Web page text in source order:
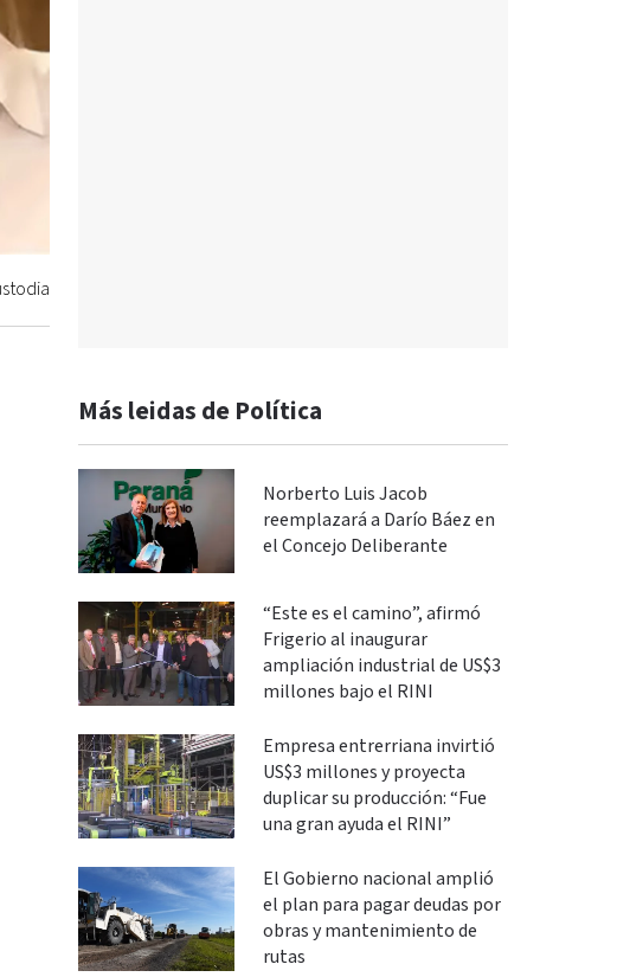
Más leidas de Política
Norberto Luis Jacob
reemplazará a Darío Báez en
el Concejo Deliberante
“Este es el camino”, afirmó
Frigerio al inaugurar
ampliación industrial de US$3
millones bajo el RINI
Empresa entrerriana invirtió
US$3 millones y proyecta
duplicar su producción: “Fue
una gran ayuda el RINI”
El Gobierno nacional amplió
el plan para pagar deudas por
obras y mantenimiento de
rutas